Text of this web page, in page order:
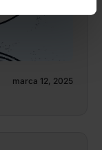
marca 12, 2025